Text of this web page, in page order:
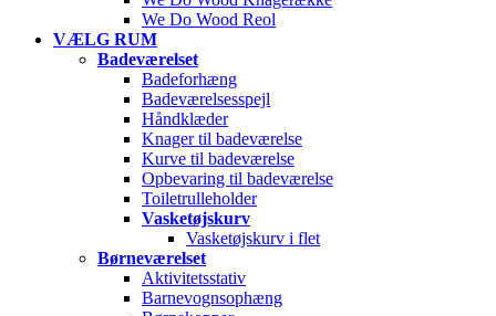
We Do Wood Reol
VÆLG RUM
Badeværelset
Badeforhæng
Badeværelsesspejl
Håndklæder
Knager til badeværelse
Kurve til badeværelse
Opbevaring til badeværelse
Toiletrulleholder
Vasketøjskurv
Vasketøjskurv i flet
Børneværelset
Aktivitetsstativ
Barnevognsophæng